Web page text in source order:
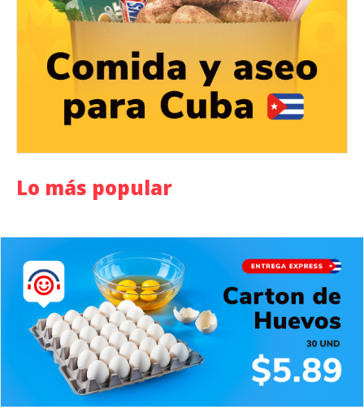
Lo más popular